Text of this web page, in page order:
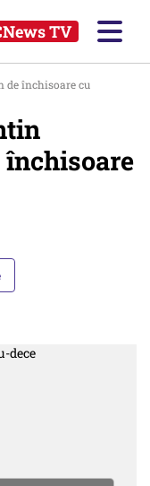
TV
de închisoare cu
închisoare